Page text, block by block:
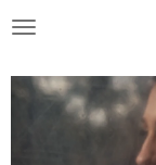
Vai
contenuto
principale